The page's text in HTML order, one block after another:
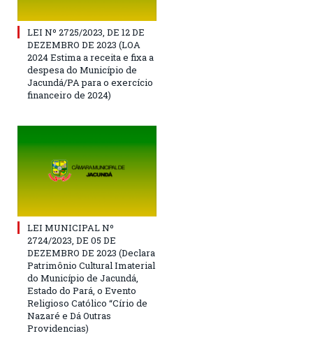
LEI Nº 2725/2023, DE 12 DE
DEZEMBRO DE 2023 (LOA
2024 Estima a receita e fixa a
despesa do Município de
Jacundá/PA para o exercício
financeiro de 2024)
LEI MUNICIPAL Nº
2724/2023, DE 05 DE
DEZEMBRO DE 2023 (Declara
Patrimônio Cultural Imaterial
do Município de Jacundá,
Estado do Pará, o Evento
Religioso Católico “Círio de
Nazaré e Dá Outras
Providencias)